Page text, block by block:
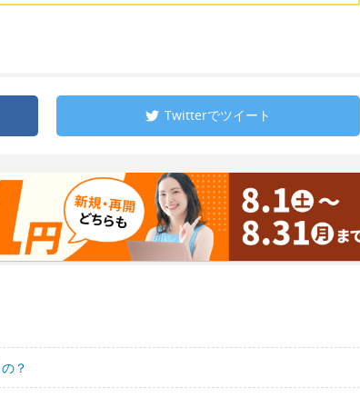
Twitterでツイート
？